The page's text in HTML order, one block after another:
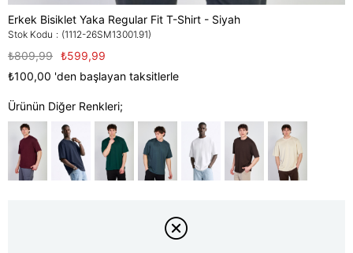
Erkek Bisiklet Yaka Regular Fit T-Shirt - Siyah
Stok Kodu (1112-26SM13001.91)
₺809,99 ₺599,99
₺100,00 'den başlayan taksitlerle
Ürünün Diğer Renkleri;